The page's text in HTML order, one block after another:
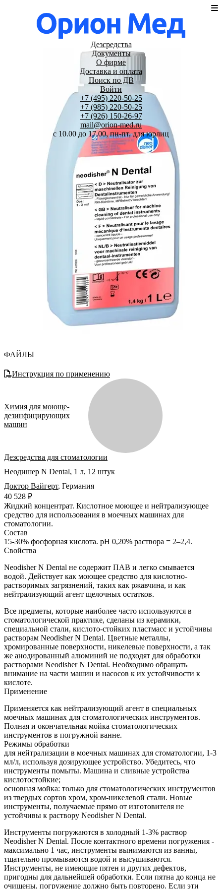
Дезсредства
Документы
О фирме
Доставка и оплата
Поиск по ДВ
Войти
+7 (495) 220-50-25
+7 (985) 220-50-25
+7 (926) 150-26-97
mail@orion-med.ru
c 10.00 до 17.00, пн-пт, для юрлиц
ФАЙЛЫ
Инструкция по применению
Химия для моюще-
дезинфицирующих
машин
Дезсредства для стоматологии
Неодишер N Dental, 1 л, 12 штук
Доктор Вайгерт, Германия
Жидкий концентрат. Кислотное моющее и нейтрализующее
средство для использования в моечных машинах для
стоматологии.
Состав
15-30% фосфорная кислота. pH 0,20% раствора = 2–2,4.
Свойства
Neodisher N Dental не содержит ПАВ и легко смывается
водой. Действует как моющее средство для кислотно-
растворимых загрязнений, таких как ржавчина, и как
нейтрализующий агент щелочных остатков.
Все предметы, которые наиболее часто используются в
стоматологической практике, сделаны из керамики,
специальной стали, кислото-стойких пластмасс и устойчивы
растворам Neodisher N Dental. Цветные металлы,
хромированные поверхности, никелевые поверхности, а так
же анодированный алюминий не подходят для обработки
растворами Neodisher N Dental. Необходимо обращать
внимание на части машин и насосов к их устойчивости к
кислоте.
Применение
Применяется как нейтрализующий агент в специальных
моечных машинах для стоматологических инструментов.
Полная и окончательная мойка стоматологических
инструментов в погружной ванне.
Режимы обработки
для нейтрализации в моечных машинах для стоматологии, 1-3
мл/л, используя дозирующее устройство. Убедитесь, что
инструменты помыты. Машина и сливные устройства
кислотостойкие;
основная мойка: только для стоматологических инструментов
из твердых сортов хром, хром-никелевой стали. Новые
инструменты, получаемые прямо от изготовителя не
устойчивы к раствору Neodisher N Dental.
Инструменты погружаются в холодный 1-3% раствор
Neodisher N Dental. После контактного времени погружения -
максимально 1 час, инструменты вынимаются из ванны,
тщательно промываются водой и высушиваются.
Инструменты, не имеющие пятен и других дефектов,
пригодны для дальнейшей обработки. Если пятна до конца не
очищены, погружение должно быть повторено. Если эти
40 528 ₽